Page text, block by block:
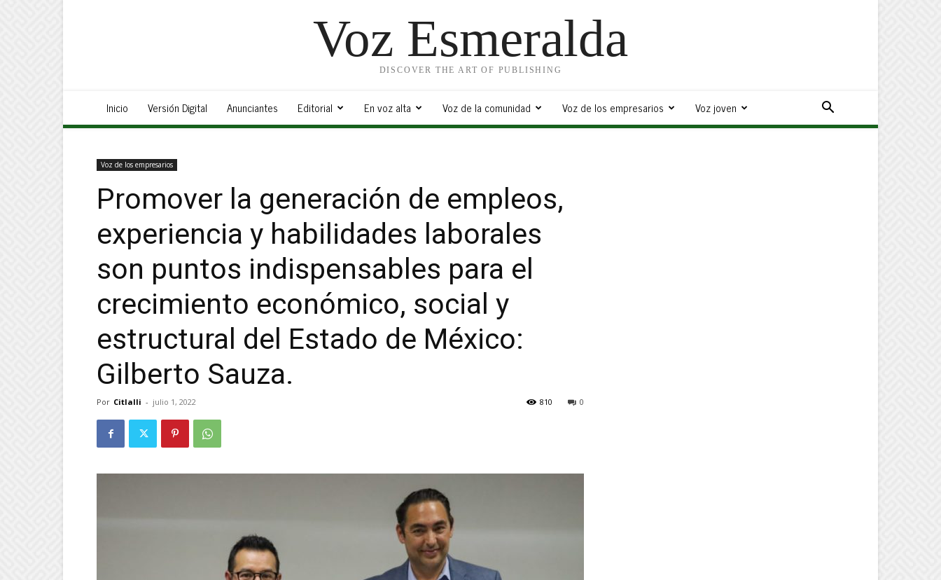
Voz Esmeralda
DISCOVER THE ART OF PUBLISHING
Inicio Versión Digital Anunciantes Editorial En voz alta Voz de la comunidad Voz de los empresarios Voz joven
Voz de los empresarios
Promover la generación de empleos,
experiencia y habilidades laborales
son puntos indispensables para el
crecimiento económico, social y
estructural del Estado de México:
Gilberto Sauza.
Por Citlalli - julio 1, 2022 0
810